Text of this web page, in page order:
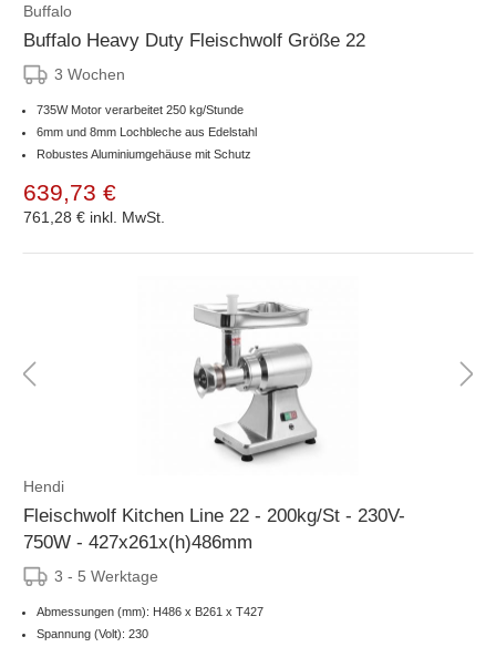
Buffalo
Buffalo Heavy Duty Fleischwolf Größe 22
3 Wochen
735W Motor verarbeitet 250 kg/Stunde
6mm und 8mm Lochbleche aus Edelstahl
Robustes Aluminiumgehäuse mit Schutz
639,73 €
761,28 € inkl. MwSt.
Hendi
Fleischwolf Kitchen Line 22 - 200kg/St - 230V-
750W - 427x261x(h)486mm
3 - 5 Werktage
Abmessungen (mm): H486 x B261 x T427
Spannung (Volt): 230